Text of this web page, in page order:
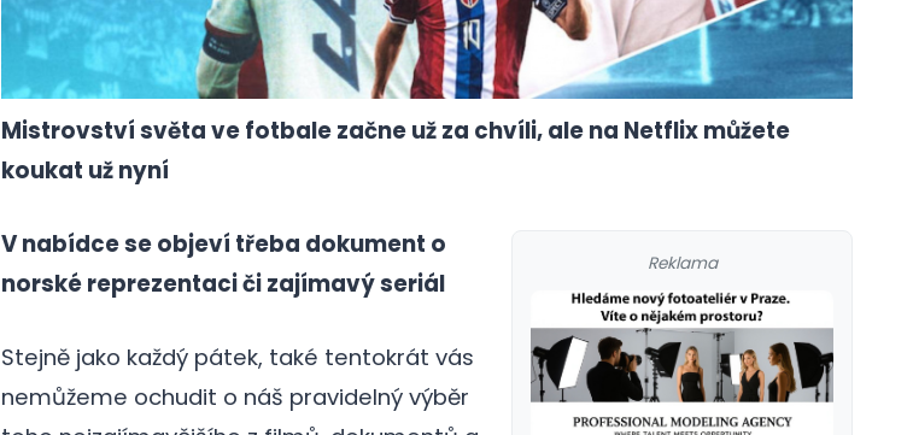
Mistrovství světa ve fotbale začne už za chvíli, ale na Netflix můžete
koukat už nyní
Reklama
V nabídce se objeví třeba dokument o
norské reprezentaci či zajímavý seriál
Stejně jako každý pátek, také tentokrát vás
nemůžeme ochudit o náš pravidelný výběr